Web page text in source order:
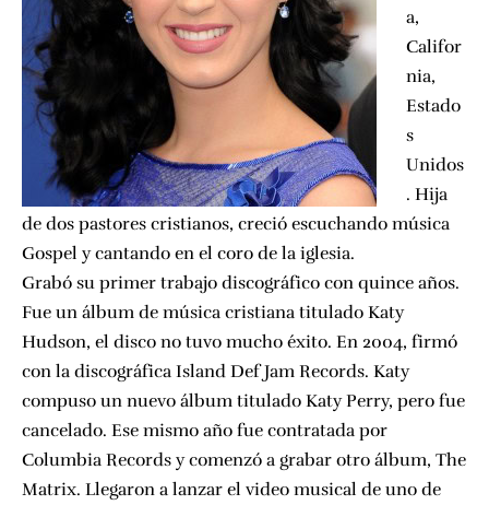
a,
Califor
nia,
Estado
s
Unidos
. Hija
de dos pastores cristianos, creció escuchando música
Gospel y cantando en el coro de la iglesia.
Grabó su primer trabajo discográfico con quince años.
Fue un álbum de música cristiana titulado Katy
Hudson, el disco no tuvo mucho éxito. En 2004, firmó
con la discográfica Island Def Jam Records. Katy
compuso un nuevo álbum titulado Katy Perry, pero fue
cancelado. Ese mismo año fue contratada por
Columbia Records y comenzó a grabar otro álbum, The
Matrix. Llegaron a lanzar el video musical de uno de